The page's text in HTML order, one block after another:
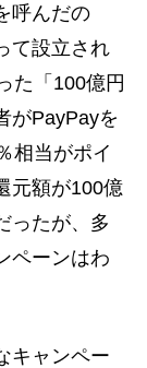
呼んだの
て設立され
た「100億円
がPayPayを
相当がポイ
元額が100億
ったが、多
ペーンはわ
キャンペー